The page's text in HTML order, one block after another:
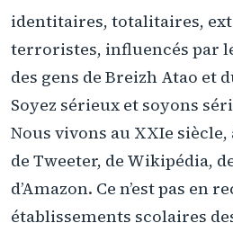
identitaires, totalitaires,
terroristes, influencés par
des gens de Breizh Atao et
Soyez sérieux et soyons
Nous vivons au XXIe siècle,
de Tweeter, de Wikipédia,
d’Amazon. Ce n’est pas en
établissements scolaires